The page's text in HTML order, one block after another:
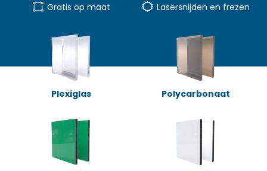
Gratis op maat Lasersnijden en frezen
Plexiglas Polycarbonaat